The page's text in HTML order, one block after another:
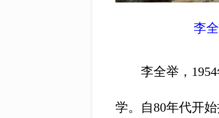
李
李全举，1954
学。自80年代开